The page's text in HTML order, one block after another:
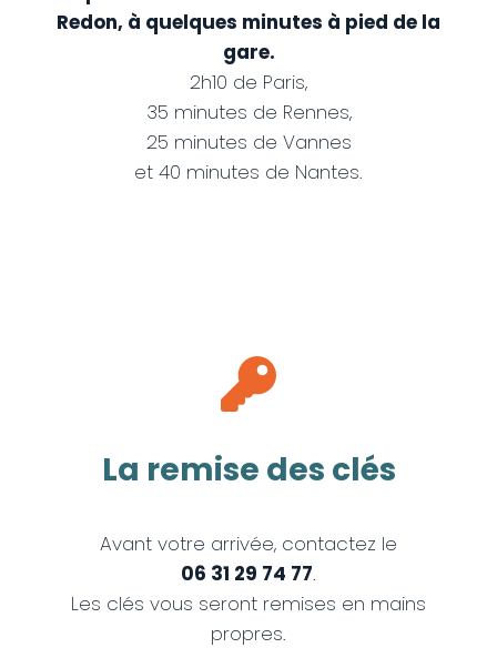
Redon, à quelques minutes à pied de la
gare.
2h10 de Paris,
35 minutes de Rennes,
25 minutes de Vannes
et 40 minutes de Nantes.
La remise des clés
Avant votre arrivée, contactez le
06 31 29 74 77.
Les clés vous seront remises en mains
propres.